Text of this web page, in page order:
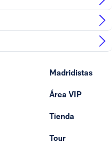
Madridistas
Área VIP
Tienda
Tour